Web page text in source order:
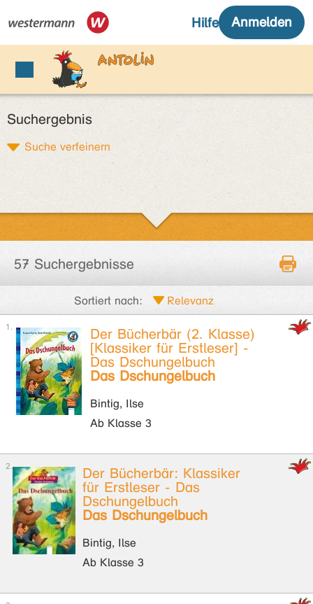
Suchergebnis
Suche verfeinern
57 Suchergebnisse
Sortiert nach:
Der Bücherbär (2. Klasse)
[Klassiker für Erstleser] -
Das Dschungelbuch
Das Dschungelbuch
Bintig, Ilse
Ab Klasse 3
Der Bücherbär: Klassiker
für Erstleser - Das
Dschungelbuch
Das Dschungelbuch
Bintig, Ilse
Ab Klasse 3